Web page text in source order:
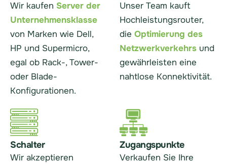
Wir kaufen Server der
Unternehmensklasse
von Marken wie Dell,
HP und Supermicro,
egal ob Rack-, Tower-
oder Blade-
Konfigurationen.
Unser Team kauft
Hochleistungsrouter,
dieOptimierung des
Netzwerkverkehrs und
gewährleisten eine
nahtlose Konnektivität.
Schalter
Wir akzeptieren
Zugangspunkte
Verkaufen Sie Ihre